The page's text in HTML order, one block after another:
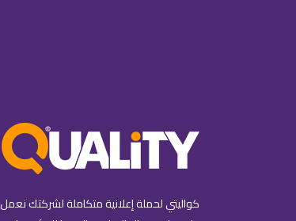
كواليتي لحملة إعلانية متكاملة لشركتك نعمل